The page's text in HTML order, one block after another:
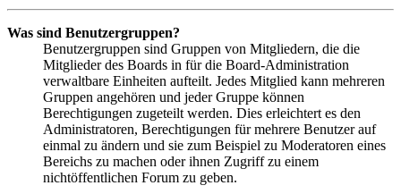
Was sind Benutzergruppen?
Benutzergruppen sind Gruppen von Mitgliedern, die die
Mitglieder des Boards in für die Board-Administration
verwaltbare Einheiten aufteilt. Jedes Mitglied kann mehreren
Gruppen angehören und jeder Gruppe können
Berechtigungen zugeteilt werden. Dies erleichtert es den
Administratoren, Berechtigungen für mehrere Benutzer auf
einmal zu ändern und sie zum Beispiel zu Moderatoren eines
Bereichs zu machen oder ihnen Zugriff zu einem
nichtöffentlichen Forum zu geben.